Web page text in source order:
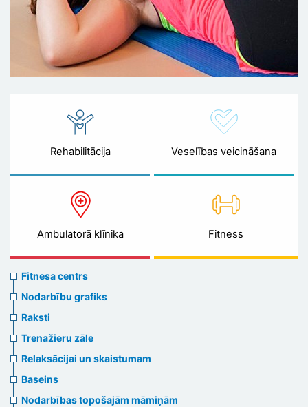
Rehabilitācija Veselības veicināšana
Ambulatorā klīnika Fitness
Sports
menu
Fitnesa centrs
Nodarbību grafiks
Raksti
Trenažieru zāle
Relaksācijai un skaistumam
Baseins
Nodarbības topošajām māmiņām